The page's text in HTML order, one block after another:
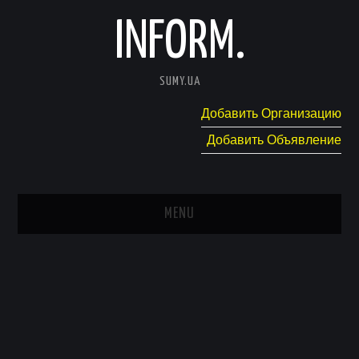
INFORM.
SUMY.UA
Добавить Организацию
Добавить Объявление
MENU